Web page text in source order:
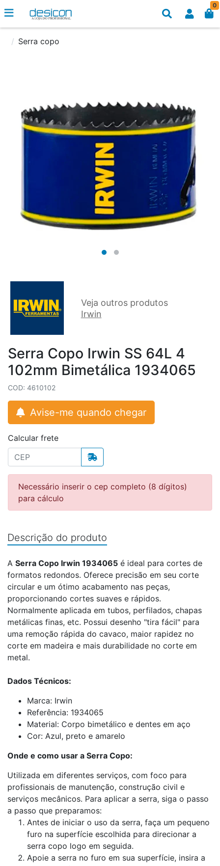
0
Serra copo
Veja outros produtos
Irwin
Serra Copo Irwin SS 64L 4
102mm Bimetálica 1934065
COD: 4610102
Avise-me quando chegar
Calcular frete
Necessário inserir o cep completo (8 dígitos)
para cálculo
Descrição do produto
A Serra Copo Irwin 1934065 é ideal para cortes de
formatos redondos. Oferece precisão em seu corte
circular e um ótimo acabamento nas peças,
proporcionando cortes suaves e rápidos.
Normalmente aplicada em tubos, perfilados, chapas
metálicas finas, etc. Possui desenho "tira fácil" para
uma remoção rápida do cavaco, maior rapidez no
corte em madeira e mais durabilidade no corte em
metal.
Dados Técnicos:
Marca: Irwin
Referência: 1934065
Material: Corpo bimetálico e dentes em aço
Cor: Azul, preto e amarelo
Onde e como usar a Serra Copo:
Utilizada em diferentes serviços, com foco para
profissionais de manutenção, construção civil e
serviços mecânicos. Para aplicar a serra, siga o passo
a passo que preparamos:
Antes de iniciar o uso da serra, faça um pequeno
furo na superfície escolhida para direcionar a
serra copo logo em seguida.
Apoie a serra no furo em sua superfície, insira a